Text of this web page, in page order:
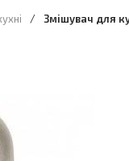
/ Змішувач для